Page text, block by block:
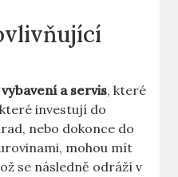
vybavení a servis, které
investují do
nebo dokonce do
mohou mít
se následně odráží v